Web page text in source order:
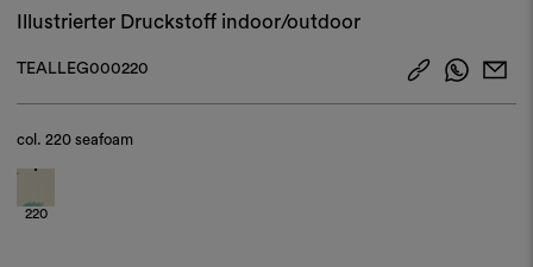
Illustrierter Druckstoff indoor/outdoor
TEALLEG000220
col.220 seafoam
220